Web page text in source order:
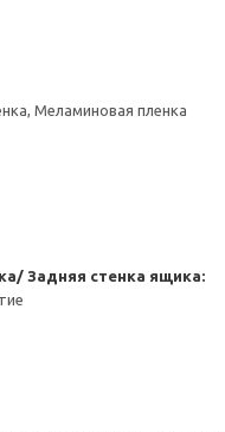
Меламиновая пленка
Задняя стенка ящика: